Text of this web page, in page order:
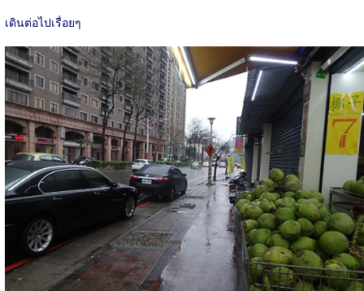
เดินต่อไปเรื่อยๆ